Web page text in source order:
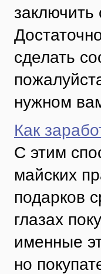
сделать
нужном
Как
С этим
майских
подарков
глазах
именные
но